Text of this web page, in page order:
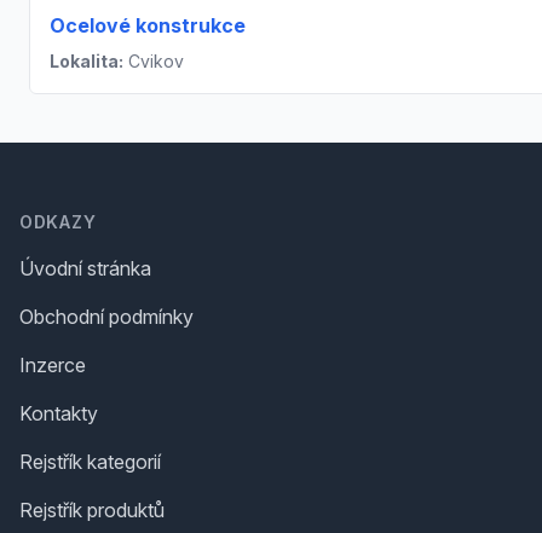
Ocelové konstrukce
Lokalita: Cvikov
ODKAZY
Úvodní stránka
Obchodní podmínky
Inzerce
Kontakty
Rejstřík kategorií
Rejstřík produktů